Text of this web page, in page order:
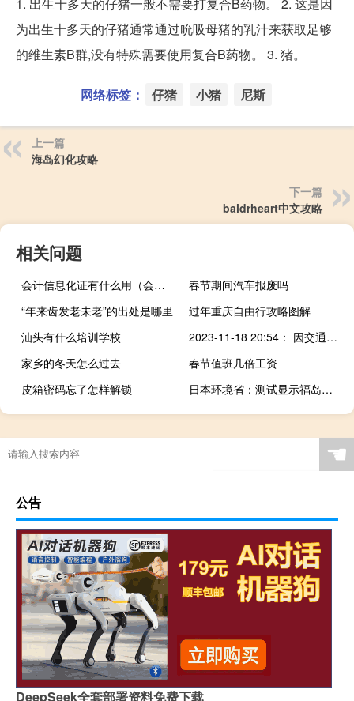
为出生十多天的仔猪通常通过吮吸母猪的乳汁来获取足够
的维生素B群,没有特殊需要使用复合B药物。 3. 猪。
网络标签： 仔猪 小猪 尼斯
上一篇
海岛幻化攻略
下一篇
baldrheart中文攻略
相关问题
会计信息化证有什么用（会计信息化证）
春节期间汽车报废吗
“年来齿发老未老”的出处是哪里
过年重庆自由行攻略图解
汕头有什么培训学校
2023-11-18 20:54： 因交通事故，接交警通知，G0321德上高速莘县北、莘县、莘县南站上饶方向入口临时关闭。 A64idDYy ​​​
家乡的冬天怎么过去
春节值班几倍工资
皮箱密码忘了怎样解锁
日本环境省：测试显示福岛核污水不构成风险
☚
公告
DeepSeek全套部署资料免费下载